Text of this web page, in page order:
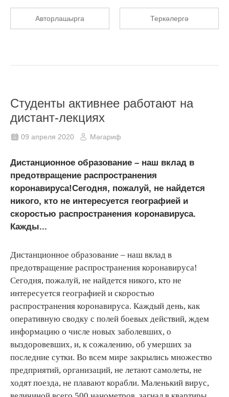
Авторлашырга Теркәлергә
Студенты активнее работают на
дистант-лекциях
09 апреля 2020 Мәгариф
Дистанционное образование – наш вклад в
предотвращение распространения
коронавируса!Сегодня, пожалуй, не найдется
никого, кто не интересуется географией и
скоростью распространения коронавируса.
Кажды...
Дистанционное образование – наш вклад в
предотвращение распространения коронавируса!
Сегодня, пожалуй, не найдется никого, кто не
интересуется географией и скоростью
распространения коронавируса. Каждый день, как
оперативную сводку с полей боевых действий, ждем
информацию о числе новых заболевших, о
выздоровевших, и, к сожалению, об умерших за
последние сутки. Во всем мире закрылись множество
предприятий, организаций, не летают самолеты, не
ходят поезда, не плавают корабли. Маленький вирус,